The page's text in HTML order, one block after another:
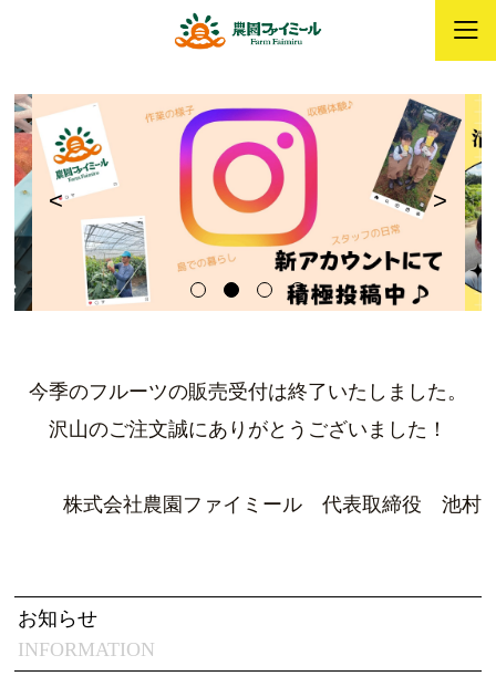
>
<
今季のフルーツの販売受付は終了いたしました。
沢山のご注文誠にありがとうございました！
株式会社農園ファイミール 代表取締役 池村
INFORMATION
お知らせ